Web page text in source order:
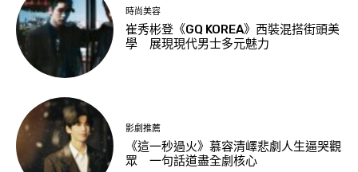
時尚美容
崔秀彬登《GQ KOREA》西裝混搭街頭美
學 展現現代男士多元魅力
影劇推薦
《這一秒過火》慕容清嶧悲劇人生逼哭觀
眾 一句話道盡全劇核心